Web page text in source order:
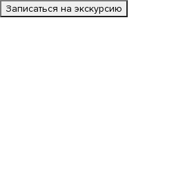
Записаться на экскурсию